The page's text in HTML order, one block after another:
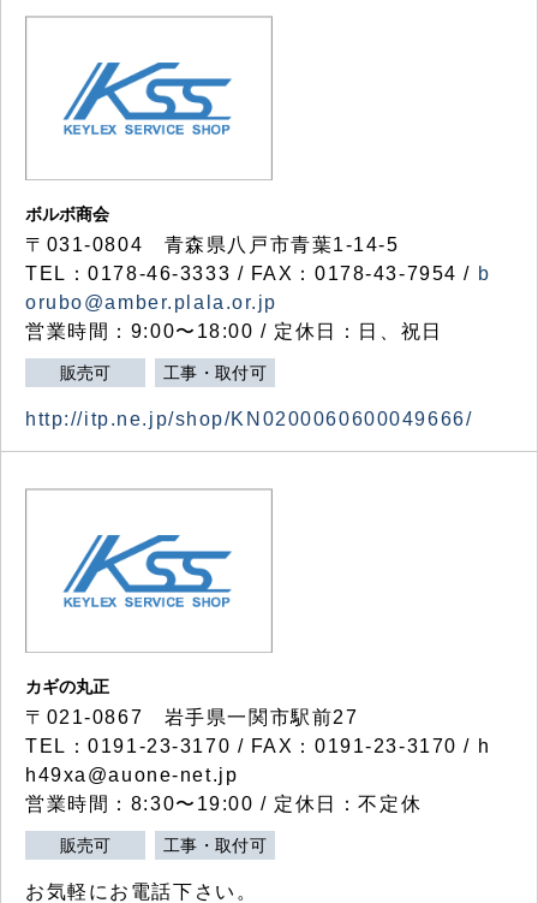
ボルボ商会
〒031-0804 青森県八戸市青葉1-14-5
TEL：0178-46-3333 / FAX：0178-43-7954 / b
orubo@amber.plala.or.jp
営業時間：9:00〜18:00 / 定休日：日、祝日
販売可 工事・取付可
http://itp.ne.jp/shop/KN0200060600049666/
カギの丸正
〒021-0867 岩手県一関市駅前27
TEL：0191-23-3170 / FAX：0191-23-3170 / h
h49xa@auone-net.jp
営業時間：8:30〜19:00 / 定休日：不定休
販売可 工事・取付可
お気軽にお電話下さい。